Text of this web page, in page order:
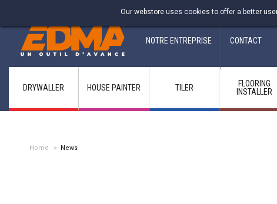
Fabricant francais depuis 1937
NOTRE ENTREPRISE CONTACT
Our webstore uses cookies to offer a better
DRYWALLER HOUSE PAINTER TILER
FLOORING
INSTALLER
Home > News